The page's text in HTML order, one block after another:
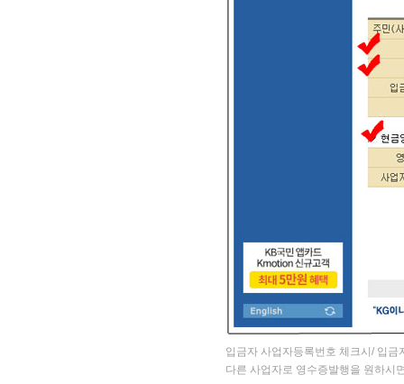
입금자 사업자등록번호 체크시/ 입
다른 사업자로 영수증발행을 원하시